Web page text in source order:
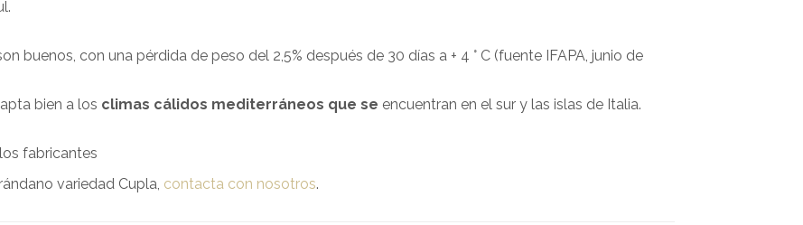
buenos, con una pérdida de peso del 2,5% después de 30 días a + 4 ° C (fuente IFAPA, junio de
bien a los climas cálidos mediterráneos que se encuentran en el sur y las islas de Italia.
fabricantes
variedad Cupla, contacta con nosotros.